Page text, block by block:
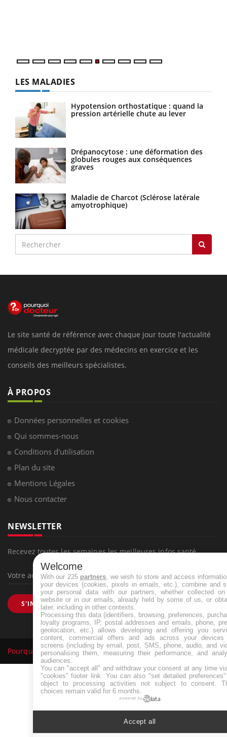
LES MALADIES
Hypotension orthostatique : quand la
pression artérielle chute au lever
Drépanocytose : une déformation des
globules rouges aux conséquences
graves
Maladie de Charcot (Sclérose latérale
amyotrophique)
Le site santé de référence avec chaque jour toute l'actualité
médicale decryptée par des médecins en exercice et les
conseils des meilleurs spécialistes.
À PROPOS
Données personnelles et cookies
Qui sommes-nous
Conditions d'utilisation
Plan du site
Mentions Légales
Nous contacter
NEWSLETTER
Recevez toutes les semaines les meilleures infos santé
S'INSCRIRE
Pourquoi Docteur Tous droits réservés, 2026
Welcome
With our 225 partners , we wish to store and access
your devices (cookies, pixels in emails, etc.), combine and
your personal data with our partners, whether collected
website or in our emails, already held by some of us, or
later, including in other contexts.
Processing this data (identifiers, browsing, preferences,
loyalty programs, IP, postal addresses and emails, phone,
geolocation, etc.) allows developing and offering you
content, commercial offers and ads across your devices
screens (including by email, post, SMS, phone, audio, and
personalising them, measuring their performance, and
audiences.
You can "accept all" and withdraw your consent at any time
"cookies" footer link . You can also "set detailed
object to processing activities not subject to consent.
choices remain valid for 6 months.
powered by
Accept all